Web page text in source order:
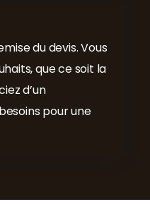
du devis. Vous
que ce soit la
d’un
pour une